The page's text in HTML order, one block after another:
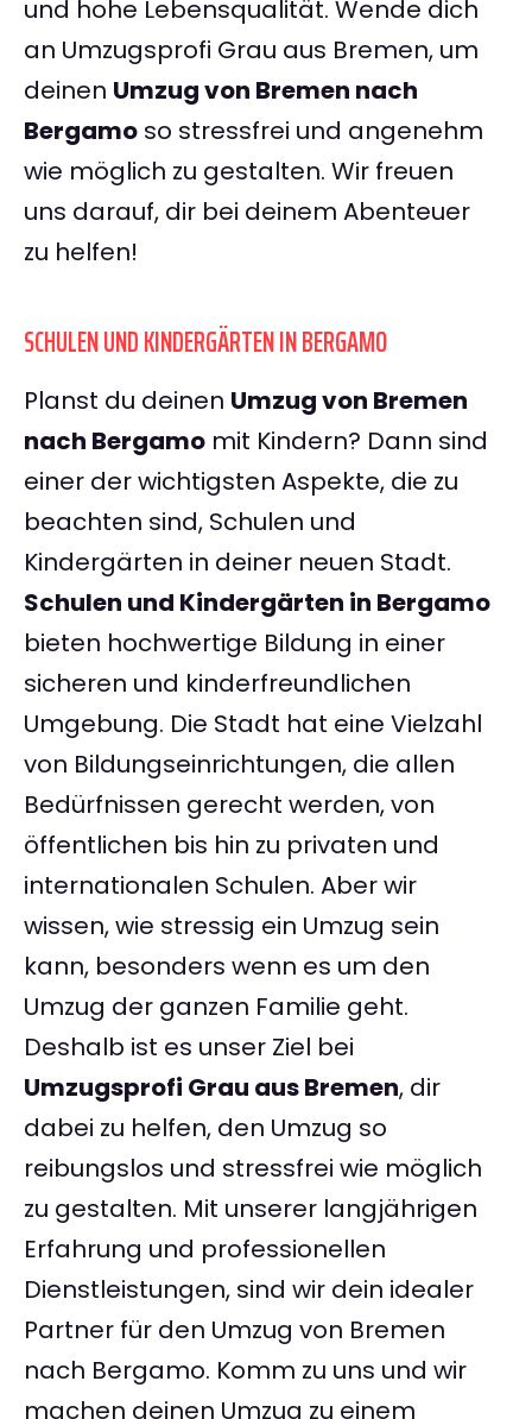
und hohe Lebensqualität. Wende dich
an Umzugsprofi Grau aus Bremen, um
deinen Umzug von Bremen nach
Bergamo so stressfrei und angenehm
wie möglich zu gestalten. Wir freuen
uns darauf, dir bei deinem Abenteuer
zu helfen!
SCHULEN UND KINDERGÄRTEN IN BERGAMO
Planst du deinen Umzug von Bremen
nach Bergamo mit Kindern? Dann sind
einer der wichtigsten Aspekte, die zu
beachten sind, Schulen und
Kindergärten in deiner neuen Stadt.
Schulen und Kindergärten in Bergamo
bieten hochwertige Bildung in einer
sicheren und kinderfreundlichen
Umgebung. Die Stadt hat eine Vielzahl
von Bildungseinrichtungen, die allen
Bedürfnissen gerecht werden, von
öffentlichen bis hin zu privaten und
internationalen Schulen. Aber wir
wissen, wie stressig ein Umzug sein
kann, besonders wenn es um den
Umzug der ganzen Familie geht.
Deshalb ist es unser Ziel bei
Umzugsprofi Grau aus Bremen, dir
dabei zu helfen, den Umzug so
reibungslos und stressfrei wie möglich
zu gestalten. Mit unserer langjährigen
Erfahrung und professionellen
Dienstleistungen, sind wir dein idealer
Partner für den Umzug von Bremen
nach Bergamo. Komm zu uns und wir
machen deinen Umzug zu einem